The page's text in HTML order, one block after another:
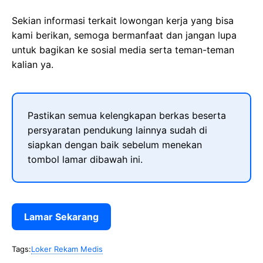
Sekian informasi terkait lowongan kerja yang bisa
kami berikan, semoga bermanfaat dan jangan lupa
untuk bagikan ke sosial media serta teman-teman
kalian ya.
Pastikan semua kelengkapan berkas beserta
persyaratan pendukung lainnya sudah di
siapkan dengan baik sebelum menekan
tombol lamar dibawah ini.
Lamar Sekarang
Tags:Loker Rekam Medis